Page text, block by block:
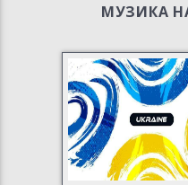
МУЗИКА